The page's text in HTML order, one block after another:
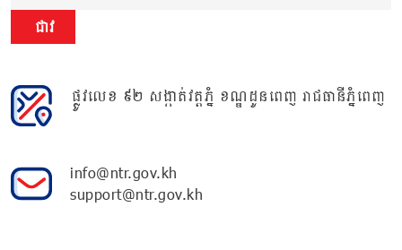
ជាវ
ផ្លូវលេខ ៩២ សង្កាត់វត្តភ្នំ ខណ្ឌដូនពេញ រាជធានីភ្នំពេញ
info@ntr.gov.kh
support@ntr.gov.kh